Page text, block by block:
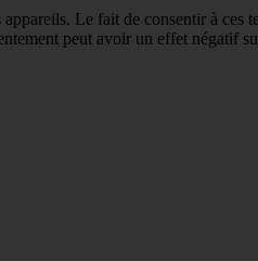
Le fait de consentir à ces
peut avoir un effet négatif